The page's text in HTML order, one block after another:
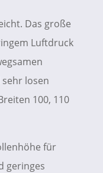
Das große
Luftdruck
losen
100, 110
für
geringes